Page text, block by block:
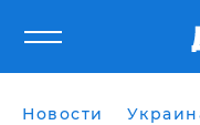
Новости